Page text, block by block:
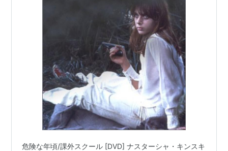
危険な年頃/課外スクール [DVD] ナスターシャ・キンスキ